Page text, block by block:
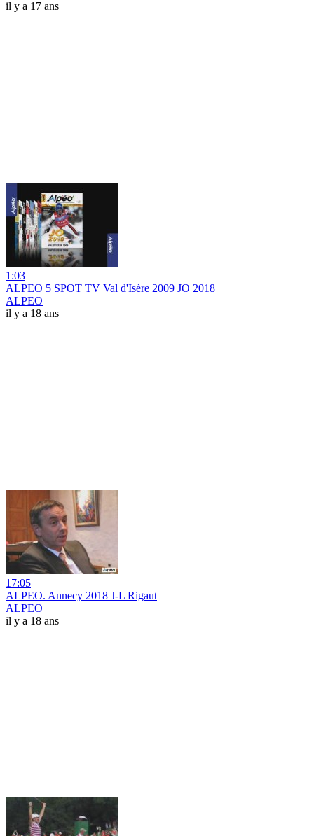
il y a 17 ans
1:03
ALPEO 5 SPOT TV Val d'Isère 2009 JO 2018
ALPEO
il y a 18 ans
17:05
ALPEO. Annecy 2018 J-L Rigaut
ALPEO
il y a 18 ans